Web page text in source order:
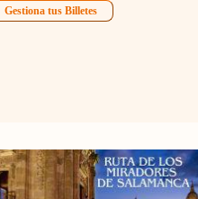
Gestiona tus Billetes